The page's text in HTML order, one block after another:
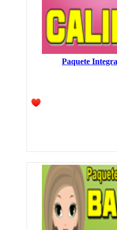
Excelente trabajo como
los links solicitados. Me
gestor @ 19:09:
Perfecto. gran trabajo.
aun espero lgun cambio en
Buen trabajo, es el primero
tiempo de entrega, muy
Paquete